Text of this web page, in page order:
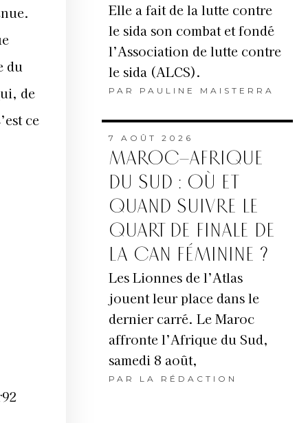
du
de
ce
Elle a fait de la lutte contre
le sida son combat et fondé
l’Association de lutte contre
le sida (ALCS).
PAR PAULINE MAISTERRA
7 AOÛT 2026
MAROC–AFRIQUE
DU SUD : OÙ ET
QUAND SUIVRE LE
QUART DE FINALE DE
LA CAN FÉMININE ?
Les Lionnes de l’Atlas
jouent leur place dans le
dernier carré. Le Maroc
affronte l’Afrique du Sud,
samedi 8 août,
PAR LA RÉDACTION